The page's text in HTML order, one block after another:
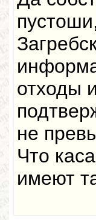
отходы
не
Что
имеют